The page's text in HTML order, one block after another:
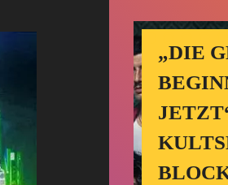
„DIE